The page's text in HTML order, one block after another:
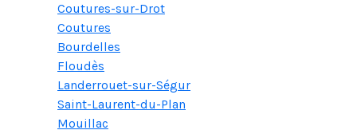
Coutures-sur-Drot
Coutures
Bourdelles
Floudès
Landerrouet-sur-Ségur
Saint-Laurent-du-Plan
Mouillac